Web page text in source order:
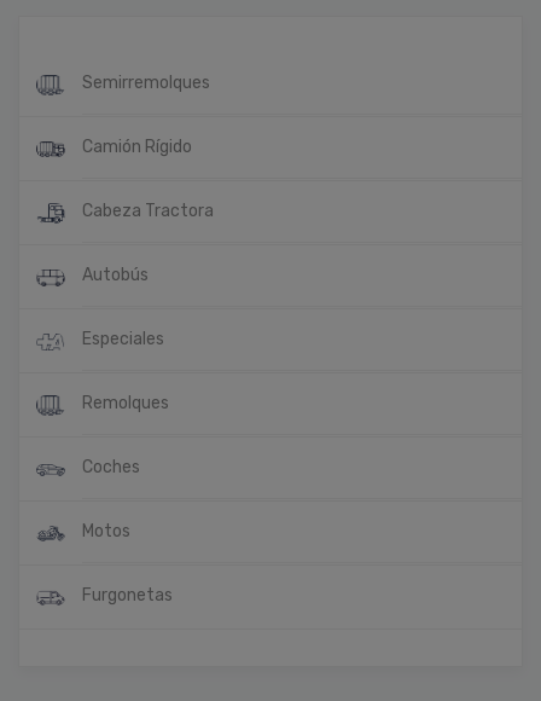
Semirremolques
Camión Rígido
Cabeza Tractora
Autobús
Especiales
Remolques
Coches
Motos
Furgonetas